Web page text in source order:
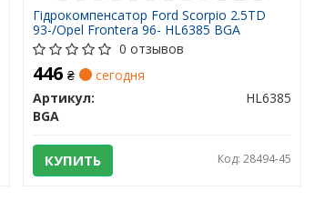
Гідрокомпенсатор Ford Scorpio 2.5TD
93-/Opel Frontera 96- HL6385 BGA
0 отзывов
446₴
сегодня
Артикул:
HL6385
BGA
КУПИТЬ Код: 28494-45